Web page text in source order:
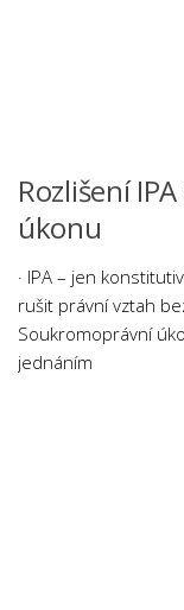
Rozlišení
úkonu
· IPA – jen
rušit právní vztah
Soukromoprávní
jednáním